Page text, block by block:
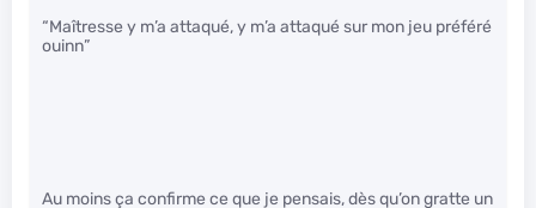
“Maîtresse y m’a attaqué, y m’a attaqué sur mon jeu préféré
ouinn”
Au moins ça confirme ce que je pensais, dès qu’on gratte un